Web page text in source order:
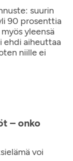
suurin
90 prosenttia
yleensä
ehdi aiheuttaa
niille ei
– onko
voi